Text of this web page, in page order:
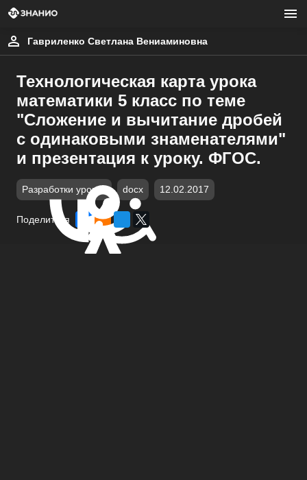
Гавриленко Светлана Вениаминовна
Технологическая карта урока
математики 5 класс по теме
"Сложение и вычитание дробей
с одинаковыми знаменателями"
и презентация к уроку. ФГОС.
Разработки уроков docx 12.02.2017
Поделиться